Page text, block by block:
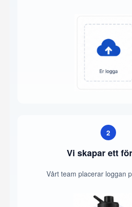
2
Vi skapar ett
Vårt team placerar loggan